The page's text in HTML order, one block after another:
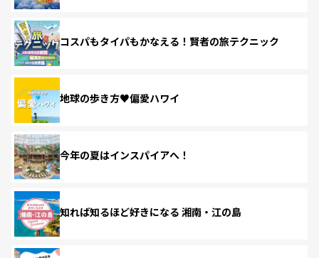
コスパもタイパもかなえる！賢者の旅テクニック
地球の歩き方♥偏愛ハワイ
今年の夏はインスパイアへ！
知れば知るほど好きになる 湘南・江の島